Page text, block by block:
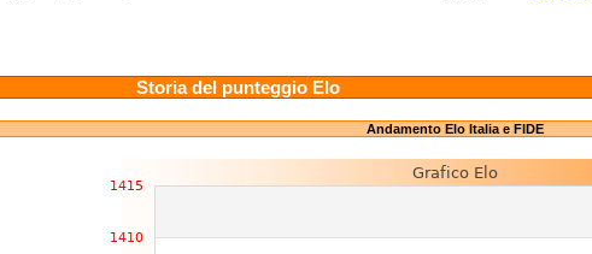
Storia del punteggio Elo
Andamento Elo Italia e FIDE